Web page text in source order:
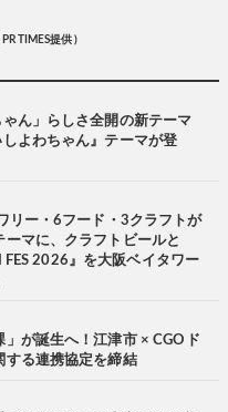
TIMES提供 )
ん」らしさ全開の新テーマ
よわちゃん』テーマが登
リー・6フード・3クラフトが
マに、クラフトビールと
2026』を大阪ベイタワー
が誕生へ！江津市 × CGOド
する連携協定を締結